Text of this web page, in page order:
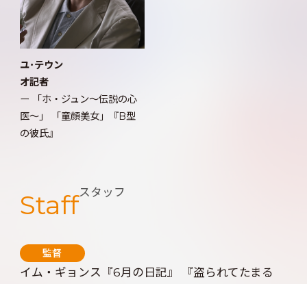
ユ･テウン
オ記者
ー 「ホ・ジュン～伝説の心
医～」 「童顔美女」『B型
の彼氏』
Staffスタッフ
監督
イム・ギョンス『6月の日記』 『盗られてたまる